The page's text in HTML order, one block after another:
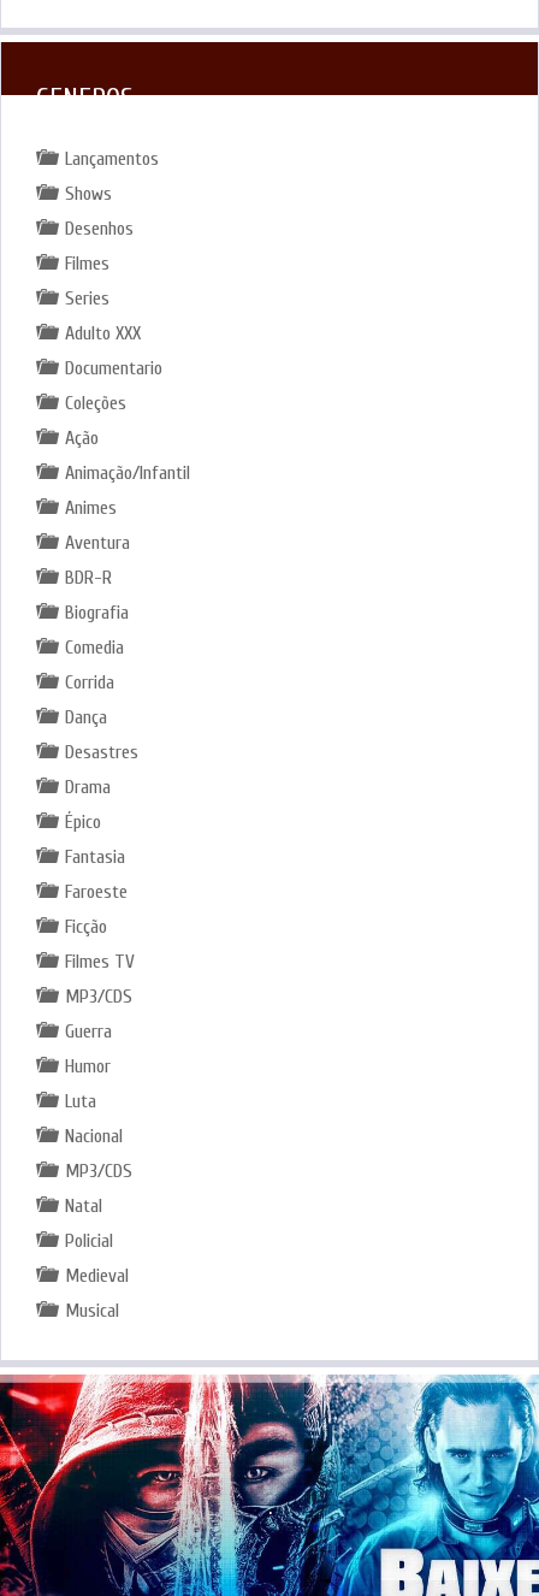
GENEROS
Lançamentos
Shows
Desenhos
Filmes
Series
Adulto XXX
Documentario
Coleções
Ação
Animação/Infantil
Animes
Aventura
BDR-R
Biografia
Comedia
Corrida
Dança
Desastres
Drama
Épico
Fantasia
Faroeste
Ficção
Filmes TV
MP3/CDS
Guerra
Humor
Luta
Nacional
MP3/CDS
Natal
Policial
Medieval
Musical
.